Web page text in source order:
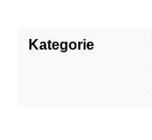
Kategorie